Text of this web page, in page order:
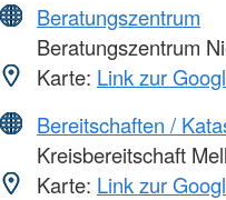
Beratungszentrum
Beratungszentrum
Karte: Link zur
Bereitschaften /
Kreisbereitschaft
Karte: Link zur